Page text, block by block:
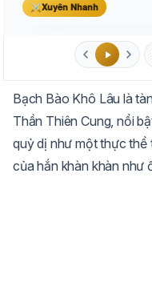
⚔Xuyên Nhanh
Aa Mặc định
Trắng
Bạch Bào Khô Lâu là
Thần Thiên Cung, nổi
quỷ dị như một thực thể
của hắn khàn khàn như